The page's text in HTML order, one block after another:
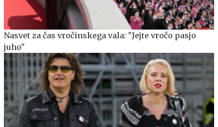
Nasvet za čas vročinskega vala: "Jejte vročo pasjo
juho"